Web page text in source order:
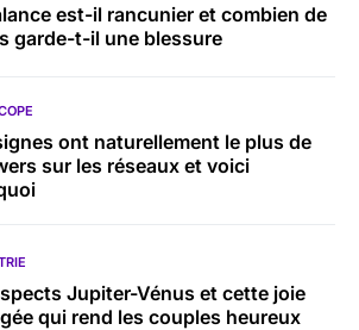
est-il rancunier et combien de
garde-t-il une blessure
ont naturellement le plus de
sur les réseaux et voici
Jupiter-Vénus et cette joie
qui rend les couples heureux